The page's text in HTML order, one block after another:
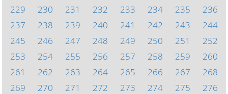
229
230 231 232 233 234 235
236
237
238 239 240 241 242 243
244
245
246 247 248 249 250 251
252
253
254 255 256 257 258 259
260
261
262 263 264 265 266 267
268
269
270 271 272 273 274 275
276